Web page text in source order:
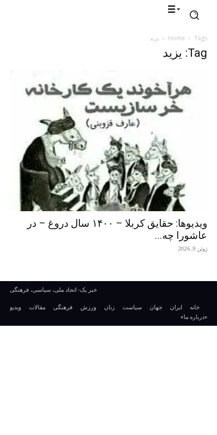
Home Tags یزید
Tag: یزید
ویدیوها: حقایق کربلا – ۱۴۰۰ سال دروغ – در
عاشورا چه...
ژوئن 9, 2026
خبر یک- اتحاد ملی، سیاسی، فرهنگی
خانه ایران جهان سیاست زنان ورزش فرهنگی مقالات
ویدیو
«درباره ما»